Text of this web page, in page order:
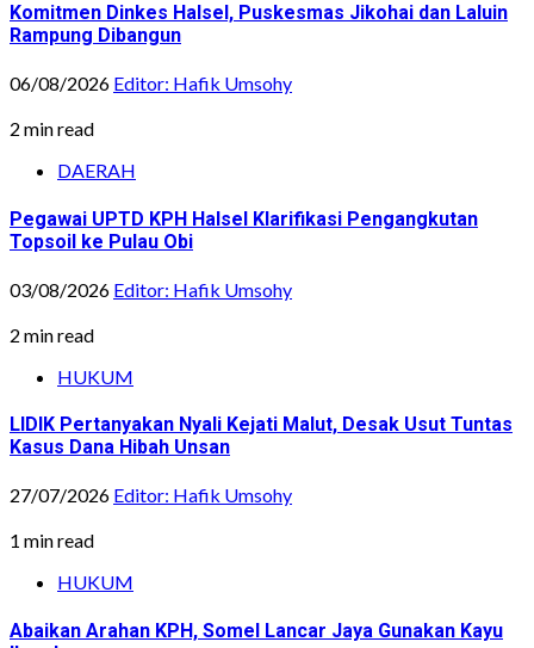
Komitmen Dinkes Halsel, Puskesmas Jikohai dan Laluin
Rampung Dibangun
06/08/2026 Editor: Hafik Umsohy
2 min read
DAERAH
Pegawai UPTD KPH Halsel Klarifikasi Pengangkutan
Topsoil ke Pulau Obi
03/08/2026 Editor: Hafik Umsohy
2 min read
HUKUM
LIDIK Pertanyakan Nyali Kejati Malut, Desak Usut Tuntas
Kasus Dana Hibah Unsan
27/07/2026 Editor: Hafik Umsohy
1 min read
HUKUM
Abaikan Arahan KPH, Somel Lancar Jaya Gunakan Kayu